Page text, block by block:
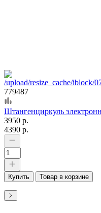
779487
Штангенциркуль
3950 р.
4390 р.
Купить Товар в корзине